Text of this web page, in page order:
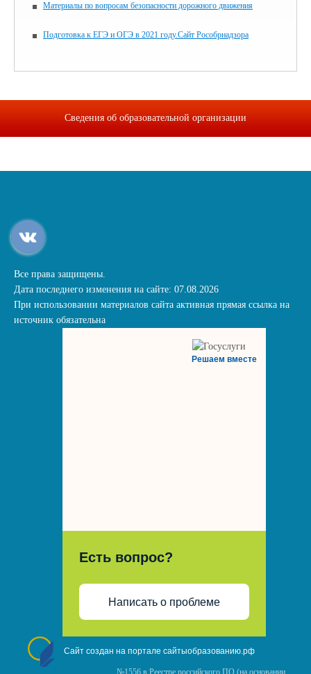
Материалы по вопросам безопасности дорожного движения
Подготовка к ЕГЭ и ОГЭ в 2021 году.Сайт Рособрнадзора
Сведения об образовательной организации
Все права защищены.
Дата последнего изменения на сайте: 07.08.2026
При использовании материалов сайта активная прямая ссылка на
источник обязательна
Решаем вместе
Есть вопрос?
Написать о проблеме
Сайт создан на портале сайтыобразованию.рф
№1556 в Реестре российского ПО (на основании